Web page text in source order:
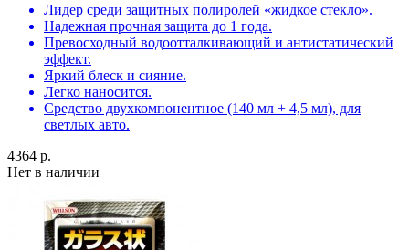
Лидер среди защитных полиролей «жидкое стекло».
Надежная прочная защита до 1 года.
Превосходный водоотталкивающий и антистатический
эффект.
Яркий блеск и сияние.
Легко наносится.
Средство двухкомпонентное (140 мл + 4,5 мл), для
светлых авто.
4364 р.
Нет в наличии